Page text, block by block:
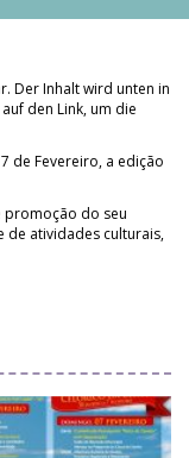
Der Inhalt wird unten in
den Link, um die
de Fevereiro, a edição
promoção do seu
de atividades culturais,